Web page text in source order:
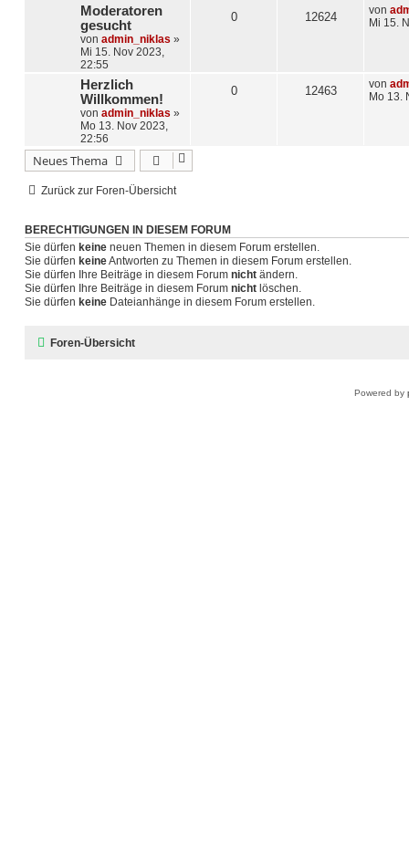
Moderatoren
gesucht
von admin_niklas »
Mi 15. Nov 2023,
22:55
0 12624 von
Mi 15.
Herzlich
Willkommen!
von admin_niklas »
Mo 13. Nov 2023,
22:56
0 12463 von
Mo 13.
Neues Thema
Zurück zur Foren-Übersicht
BERECHTIGUNGEN IN DIESEM FORUM
Sie dürfen keine neuen Themen in diesem Forum erstellen.
Sie dürfen keineAntworten zu Themen in diesem Forum erstellen.
Sie dürfen Ihre Beiträge in diesem Forum nicht ändern.
Sie dürfen Ihre Beiträge in diesem Forum nicht löschen.
Sie dürfen keine Dateianhänge in diesem Forum erstellen.
Foren-Übersicht
Powered by